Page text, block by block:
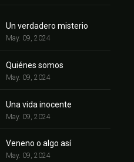
Un verdadero misterio
May. 09, 2024
Quiénes somos
May. 09, 2024
Una vida inocente
May. 09, 2024
Veneno o algo así
May. 09, 2024